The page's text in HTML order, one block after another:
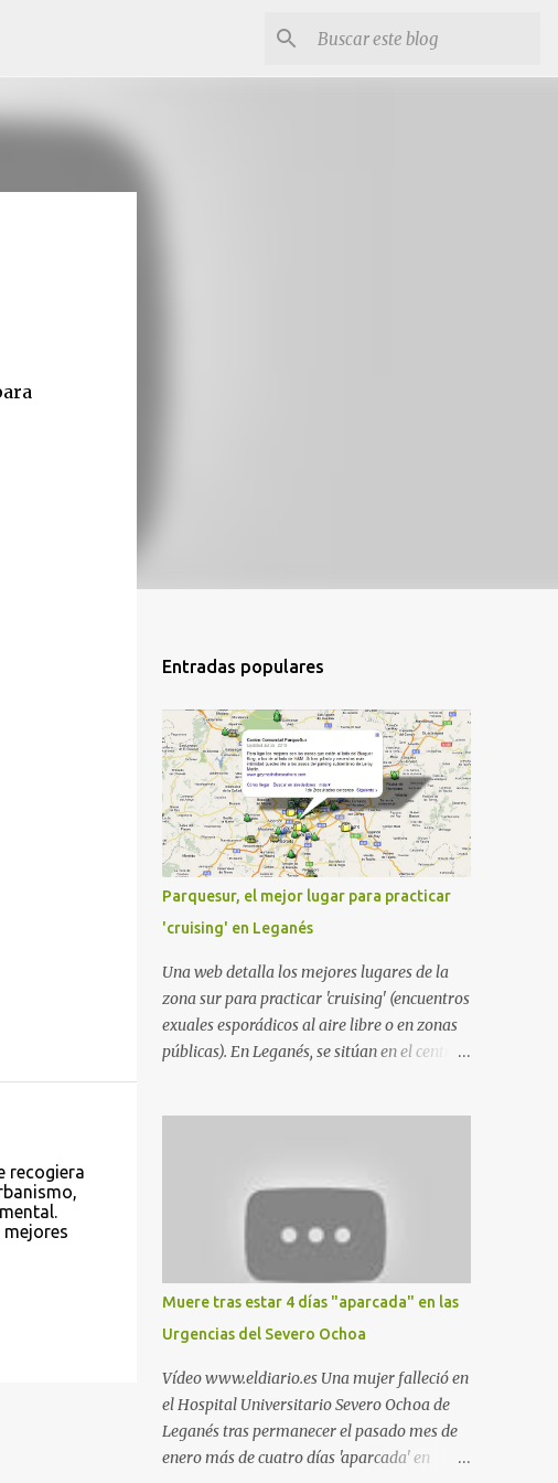
recogiera
Entradas populares
Parquesur, el mejor lugar para practicar
'cruising' en Leganés
Una web detalla los mejores lugares de la
zona sur para practicar 'cruising' (encuentros
exuales esporádicos al aire libre o en zonas
públicas). En Leganés, se sitúan en el centro
indica esta información recopilada por los
propios practicantes. 'Ante la crisis, disfrute' ,
señalan. "Cruising: Parquesur: para ligar
baños junto a Burger King o H&M. Y si has
pillado pareja ocacional, parking
subterráneo de Leroy Merlin. Otro espacio
para el 'cruising' es enfrente al tanatorio
(junto al estadio municipal de Butarque) y
caminos entre el estadio y Plaza Nueva. Otro
lugar: Escombrera de Polvoranca, entre
Leganés y Móstoles También en el parque de
Muere tras estar 4 días "aparcada" en las
Urgencias del Severo Ochoa
Vídeo www.eldiario.es Una mujer falleció en
el Hospital Universitario Severo Ochoa de
Leganés tras permanecer el pasado mes de
enero más de cuatro días 'aparcada' en